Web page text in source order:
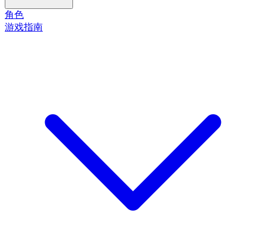
角色
游戏指南